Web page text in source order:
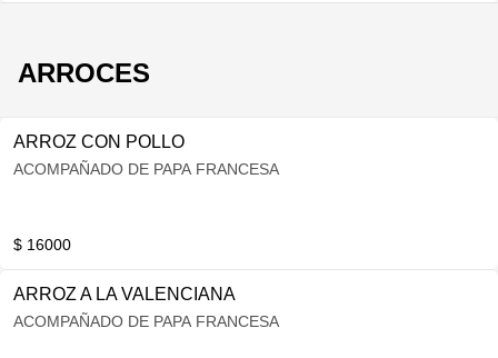
ARROCES
ARROZ CON POLLO
ACOMPAÑADO DE PAPA FRANCESA
$ 16000
ARROZ A LA VALENCIANA
ACOMPAÑADO DE PAPA FRANCESA